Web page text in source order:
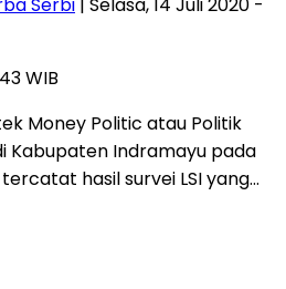
Serbi | Selasa, 14 Juli 2020 -
WIB
Money Politic atau Politik
Kabupaten Indramayu pada
hasil survei LSI yang…